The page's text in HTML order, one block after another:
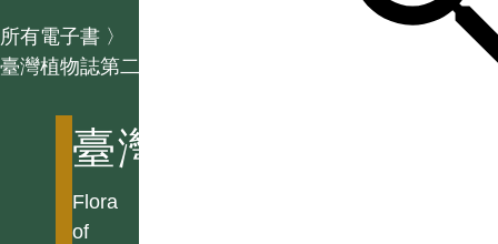
所有電子書 〉
臺灣植物誌第二版
臺灣植物誌第二版
Flora
of